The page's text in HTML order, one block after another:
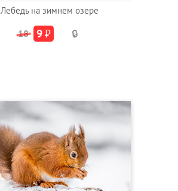
Лебедь на зимнем озере
18 9₽ 🔒